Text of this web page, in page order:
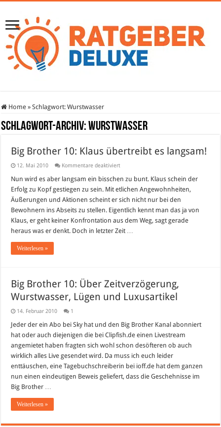
Home » Schlagwort:Wurstwasser
Schlagwort-Archiv:Wurstwasser
Big Brother 10: Klaus übertreibt es langsam!
12. Mai 2010 Kommentare deaktiviertfür
Brother
Klaus
übertreibt
es
langsam!
Nun wird es aber langsam ein bisschen zu bunt. Klaus schein der
Erfolg zu Kopf gestiegen zu sein. Mit etlichen Angewohnheiten,
Äußerungen und Aktionen scheint er sich nicht nur bei den
Bewohnern ins Abseits zu stellen. Eigentlich kennt man das ja von
Klaus, er geht keiner Konfrontation aus dem Weg, sagt gerade
heraus was er denkt. Doch in letzter Zeit …
Weiterlesen »
Big Brother 10: Über Zeitverzögerung,
Wurstwasser, Lügen und Luxusartikel
14. Februar 2010 1
Jeder der ein Abo bei Sky hat und den Big Brother Kanal abonniert
hat oder auch diejenigen die bei Clipfish.de einen Livestream
angemietet haben fragten sich wohl schon desöfteren ob auch
wirklich alles Live gesendet wird. Da muss ich euch leider
enttäuschen, eine Tagebuchschreiberin bei ioff.de hat dem ganzen
nun einen eindeutigen Beweis geliefert, dass die Geschehnisse im
Big Brother …
Weiterlesen »